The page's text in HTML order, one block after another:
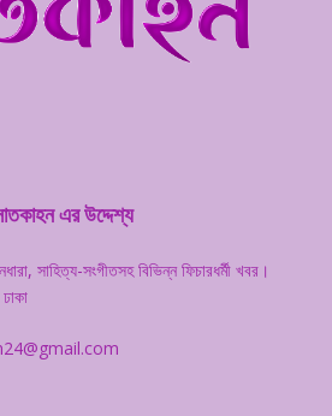
এর উদ্দেশ্য
সাহিত্য-সংগীতসহ বিভিন্ন ফিচারধর্মী খবর।